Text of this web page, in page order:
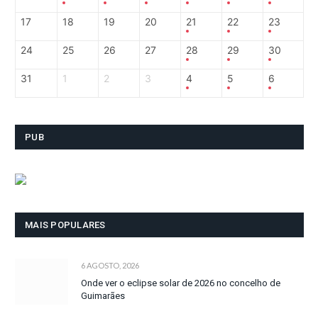
17 18 19 20 21 22 23
24 25 26 27 28 29 30
31 1 2 3 4 5 6
PUB
MAIS POPULARES
6 AGOSTO, 2026
Onde ver o eclipse solar de 2026 no concelho de
Guimarães